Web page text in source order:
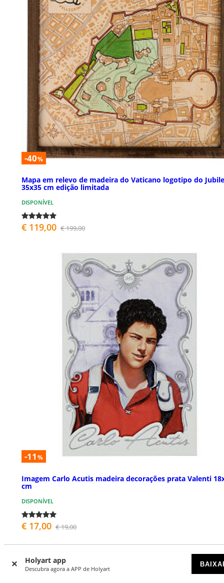
Holyart app
Descubra agora a APP de Holyart
-40%
Mapa em relevo de madeira do Vaticano logotipo do
35x35 cm edição limitada
DISPONÍVEL
€ 119,00 € 199,00
-11 %
Imagem Carlo Acutis madeira decorações prata Valenti
cm
DISPONÍVEL
€ 17,00 € 19,00